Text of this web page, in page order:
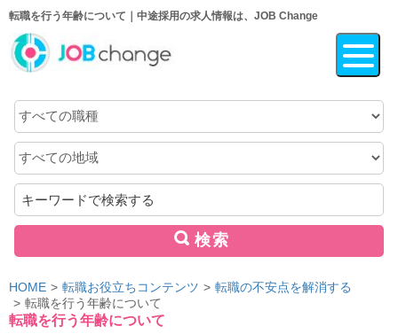
転職を行う年齢について｜中途採用の求人情報は、JOB Change
職
種
地
域
キ
ー
ワ
ド
検索
HOME 転職お役立ちコンテンツ
転職の不安点を解消する
転職を行う年齢について
転職を行う年齢について